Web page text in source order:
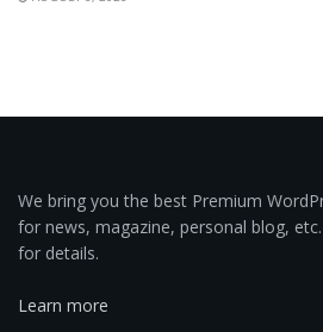
We bring you the best Premium
for news, magazine, personal blog,
for details.
Learn more